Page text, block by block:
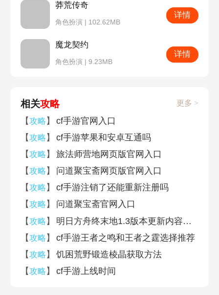
莽荒传奇
角色扮演 | 102.62MB
详情
魔龙契约
角色扮演 | 9.23MB
详情
相关攻略 更多 >
【攻略 】
cf手游官网入口
【攻略 】
cf手游苹果和安卓互通吗
【攻略 】
旅法师营地网页版官网入口
【攻略 】
问道聚宝斋网页版官网入口
【攻略 】
cf手游注销了还能重新注册吗
【攻略 】
问道聚宝斋官网入口
【攻略 】
明日方舟终末地1.3版本更新内容一览
【攻略 】
cf手游王者之鸣和王者之霆选择推荐
【攻略 】
饥困荒野锻造棱晶获取方法
【攻略 】 cf手游上线时间